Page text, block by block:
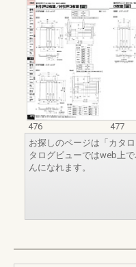
476
477
お探しのページは「カタ
タログビューではweb上
んになれます。